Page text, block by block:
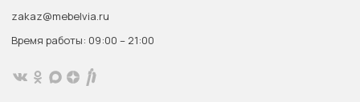
zakaz@mebelvia.ru
Время работы: 09:00 – 21:00